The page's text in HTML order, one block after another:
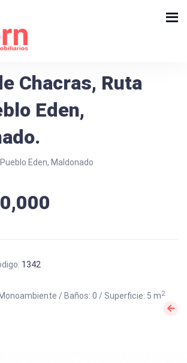
Chacras, Ruta
Eden,
Eden, Maldonado
1342
/ Baños: 0 / Superficie: 5 m2